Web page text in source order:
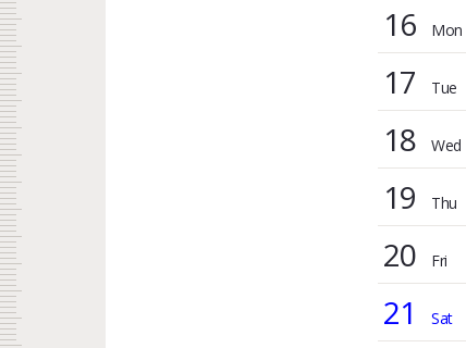
16
17
18
19
20
21